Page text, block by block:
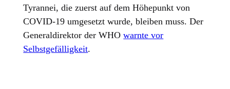
Tyrannei, die zuerst auf dem Höhepunkt von
COVID-19 umgesetzt wurde, bleiben muss. Der
Generaldirektor der WHOwarnte vor
Selbstgefälligkeit.